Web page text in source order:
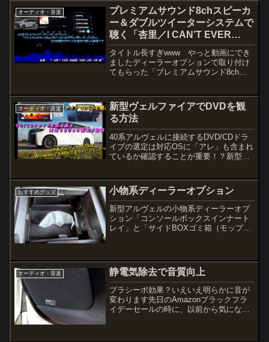
は誤作動があるので要注意）
オーディオ・音楽
プレミアムサウンド8chスピーカ
ー＆ダブルツイーターシステムで
聴く「杏里／I CAN’T EVER
CHANGE YOUR LOVE FOR
ME」
タイトル長すぎwww やっと動画にでき
ましたディーラーオプションで取り付け
てもらった「プレミアムサウンド8chス
ドが予想以上に良かった件については、
納車された直後に書...
オーディオ・音楽
新型ヴェルファイアでDVDを観
る方法
40系アルヴェルに接続するDVD/CDドラ
イブの選定は対応OSに「アレ」も含まれ
ているか確認することが重要！？新型ヴ
けだった40系ならではの特性などが少し
ず...
おすすめグッズ 小物系ディーラーオプション
新型アルヴェルの小物系ディーラーオプ
ション「コンソールボックスインナート
レイ」と「サイドBOXゴミ箱（モップ
オーディオ・音楽 静電気除去で音質向上
プラシーボ効果？いえいえ明らかに音が
変わります先日のAmazonブラックフラ
イデーセールの時に、以前から気になっ